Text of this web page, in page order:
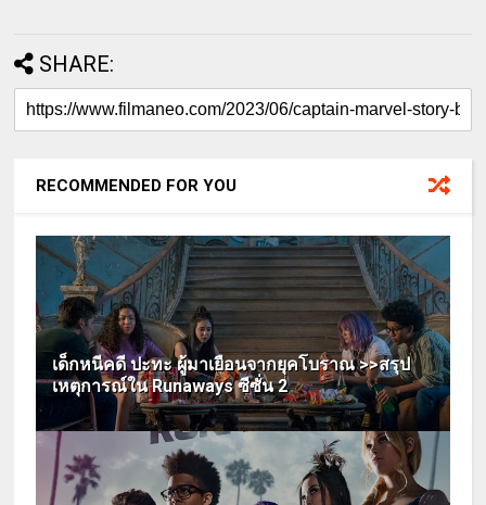
SHARE:
RECOMMENDED FOR YOU
เด็กหนีคดี ปะทะ ผู้มาเยือนจากยุคโบราณ >>สรุป
เหตุการณ์ใน Runaways ซีซั่น 2